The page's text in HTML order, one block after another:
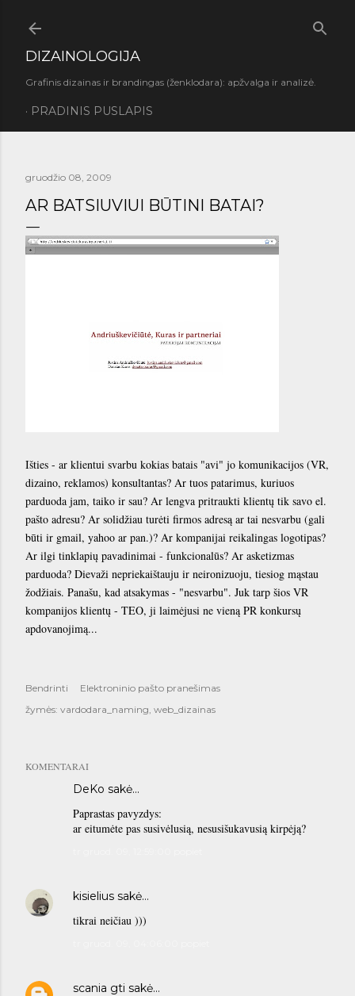
DIZAINOLOGIJA
Grafinis dizainas ir brandingas (ženklodara): apžvalga ir analizė.
PRADINIS PUSLAPIS
gruodžio 08, 2009
AR BATSIUVIUI BŪTINI BATAI?
Išties - ar klientui svarbu kokias batais "avi" jo komunikacijos (VR,
dizaino, reklamos) konsultantas? Ar tuos patarimus, kuriuos
parduoda jam, taiko ir sau? Ar lengva pritraukti klientų tik savo el.
pašto adresu? Ar solidžiau turėti firmos adresą ar tai nesvarbu (gali
būti ir gmail, yahoo ar pan.)? Ar kompanijai reikalingas logotipas?
Ar ilgi tinklapių pavadinimai - funkcionalūs? Ar asketizmas
parduoda? Dievaži nepriekaištauju ir neironizuoju, tiesiog mąstau
žodžiais. Panašu, kad atsakymas - "nesvarbu". Juk tarp šios VR
kompanijos klientų - TEO, ji laimėjusi ne vieną PR konkursų
apdovanojimą...
Bendrinti
Elektroninio pašto pranešimas
žymės: vardodara_naming web_dizainas
KOMENTARAI
DeKo sakė…
Paprastas pavyzdys:
ar eitumėte pas susivėlusią, nesusišukavusią kirpėją?
kisielius sakė…
tikrai neičiau )))
scania gti sakė…